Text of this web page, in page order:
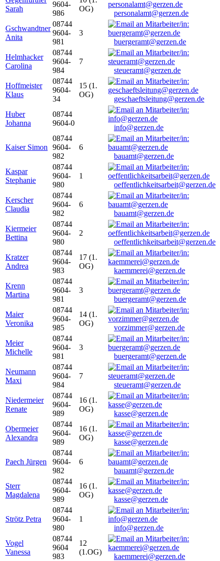
Sarah
9604-
986
OG)
personalamt@gerzen.de
Gschwandtner
Anita
08744
9604-
981
3
buergeramt@gerzen.de
Helmhacker
Carolina
08744
9604-
984
7
steueramt@gerzen.de
Hoffmeister
Klaus
08744
9604-
34
15 (1.
OG)
geschaeftsleitung@gerzen.de
Huber
Johanna
08744
9604-0
info@gerzen.de
Kaiser Simon
08744
9604-
982
6
bauamt@gerzen.de
Kaspar
Stephanie
08744
9604-
980
1
oeffentlichkeitsarbeit@gerzen.de
Kerscher
Claudia
08744
9604-
982
6
bauamt@gerzen.de
Kiermeier
Bettina
08744
9604-
980
2
oeffentlichkeitsarbeit@gerzen.de
Kratzer
Andrea
08744
9604-
983
17 (1.
OG)
kaemmerei@gerzen.de
Krenn
Martina
08744
9604-
981
3
buergeramt@gerzen.de
Maier
Veronika
08744
9604-
985
14 (1.
OG)
vorzimmer@gerzen.de
Meier
Michelle
08744
9604-
981
3
buergeramt@gerzen.de
Neumann
Maxi
08744
9604-
984
7
steueramt@gerzen.de
Niedermeier
Renate
08744
9604-
989
16 (1.
OG)
kasse@gerzen.de
Obermeier
Alexandra
08744
9604-
989
16 (1.
OG)
kasse@gerzen.de
Paech Jürgen
08744
9604-
982
6
bauamt@gerzen.de
Sterr
Magdalena
08744
9604-
989
16 (1.
OG)
kasse@gerzen.de
Strötz Petra
08744
9604-
980
1
info@gerzen.de
Vogel
Vanessa
08744
9604
983
12
(1.OG)
kaemmerei@gerzen.de